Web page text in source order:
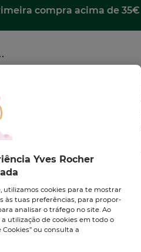
compra acima de 35€
Yves Rocher
utilizamos cookies para te mostrar
às tuas preferências, para propor-
analisar o tráfego no site. Ao
a utilização de cookies em todo o
ou consulta a